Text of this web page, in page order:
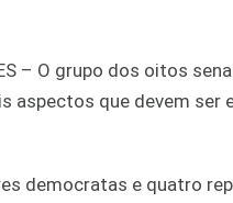
– O grupo dos oitos
aspectos que devem
democratas e quatro